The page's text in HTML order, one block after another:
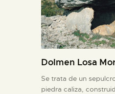
Dolmen Losa
Se trata de un
piedra caliza,